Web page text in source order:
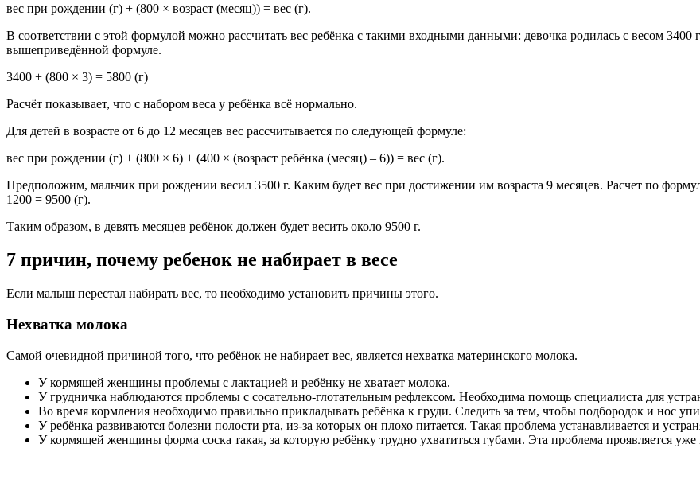
вес при рождении (г) + (800 × возраст (месяц)) = вес (г).
В соответствии с этой формулой можно рассчитать вес ребёнка с такими входными данными: девочка родилась с весом 3400
вышеприведённой формуле.
3400 + (800 × 3) = 5800 (г)
Расчёт показывает, что с набором веса у ребёнка всё нормально.
Для детей в возрасте от 6 до 12 месяцев вес рассчитывается по следующей формуле:
вес при рождении (г) + (800 × 6) + (400 × (возраст ребёнка (месяц) – 6)) = вес (г).
Предположим, мальчик при рождении весил 3500 г. Каким будет вес при достижении им возраста 9 месяцев. Расчет по
1200 = 9500 (г).
Таким образом, в девять месяцев ребёнок должен будет весить около 9500 г.
7 причин, почему ребенок не набирает в весе
Если малыш перестал набирать вес, то необходимо установить причины этого.
Нехватка молока
Самой очевидной причиной того, что ребёнок не набирает вес, является нехватка материнского молока.
У кормящей женщины проблемы с лактацией и ребёнку не хватает молока.
У грудничка наблюдаются проблемы с сосательно-глотательным рефлексом. Необходима помощь специалиста для
Во время кормления необходимо правильно прикладывать ребёнка к груди. Следить за тем, чтобы подбородок и нос
У ребёнка развиваются болезни полости рта, из-за которых он плохо питается. Такая проблема устанавливается и
У кормящей женщины форма соска такая, за которую ребёнку трудно ухватиться губами. Эта проблема проявляется